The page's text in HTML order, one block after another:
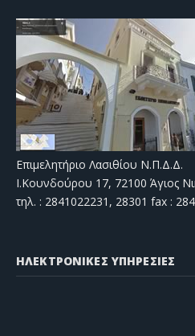
Επιμελητήριο Λασιθίου Ν.Π.Δ.Δ.
Ι.Κουνδούρου 17, 72100 Άγιος
τηλ. : 2841022231, 28301 fax :
ΗΛΕΚΤΡΟΝΙΚΕΣ ΥΠΗΡΕΣΙΕΣ